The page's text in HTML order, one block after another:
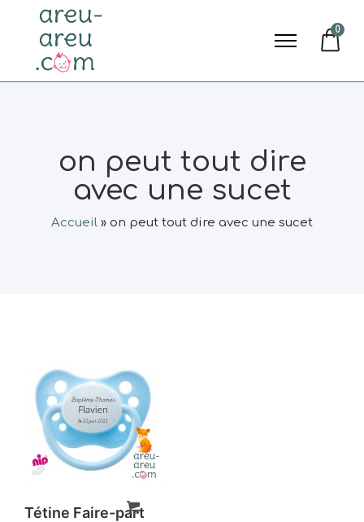
0
on peut tout dire
avec une sucet
Accueil » on peut tout dire avec une sucet
Tétine Faire-part